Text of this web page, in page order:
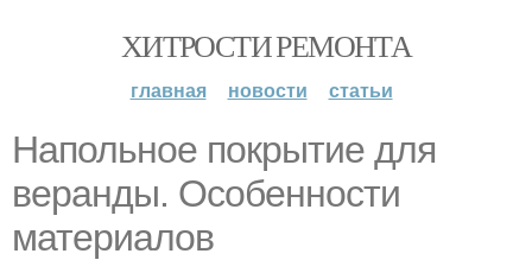
ХИТРОСТИ РЕМОНТА
главная новости статьи
Напольное покрытие для
веранды. Особенности
материалов